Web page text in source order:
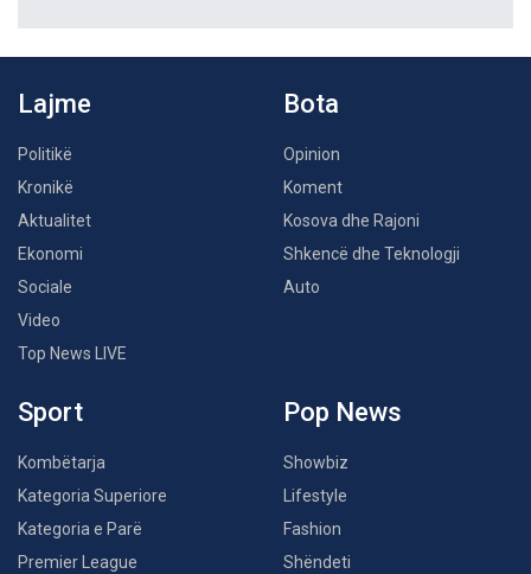
Lajme
Politikë
Kronikë
Aktualitet
Ekonomi
Sociale
Video
Top News LIVE
Bota
Opinion
Koment
Kosova dhe Rajoni
Shkencë dhe Teknologji
Auto
Sport
Kombëtarja
Kategoria Superiore
Kategoria e Parë
Premier League
Pop News
Showbiz
Lifestyle
Fashion
Shëndeti